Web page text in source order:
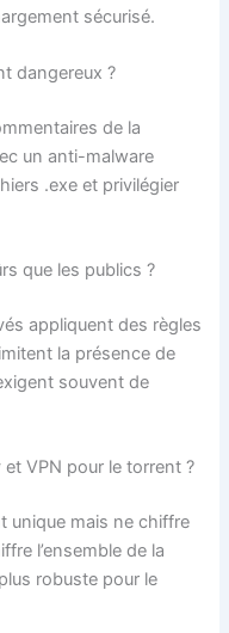
sécurisé.
dangereux ?
de la
un anti-malware
.exe et privilégier
que les publics ?
appliquent des règles
la présence de
souvent de
VPN pour le torrent ?
unique mais ne chiffre
l’ensemble de la
robuste pour le